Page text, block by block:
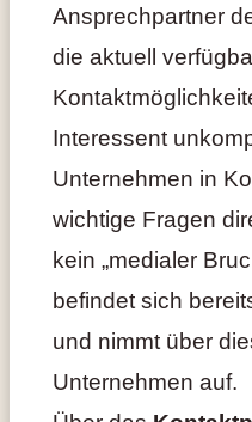
Ansprechpartner
die aktuell
Interessent
Unternehmen in
wichtige Fragen
kein „medialer
befindet sich
und nimmt über
Unternehmen auf.